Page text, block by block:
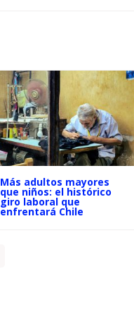
Más adultos mayores
que niños: el histórico
giro laboral que
enfrentará Chile